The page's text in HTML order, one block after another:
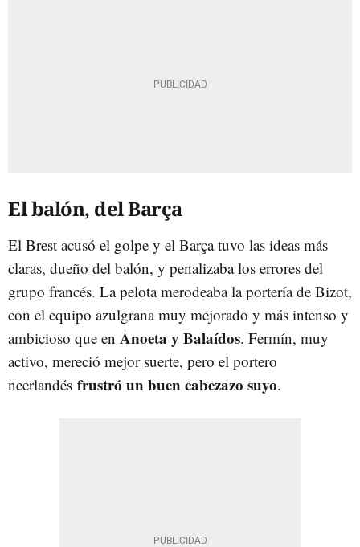
El balón, del Barça
El Brest acusó el golpe y el Barça tuvo las ideas más
claras, dueño del balón, y penalizaba los errores del
grupo francés. La pelota merodeaba la portería de Bizot,
con el equipo azulgrana muy mejorado y más intenso y
ambicioso que en Anoeta y Balaídos. Fermín, muy
activo, mereció mejor suerte, pero el portero
neerlandés frustró un buen cabezazo suyo.